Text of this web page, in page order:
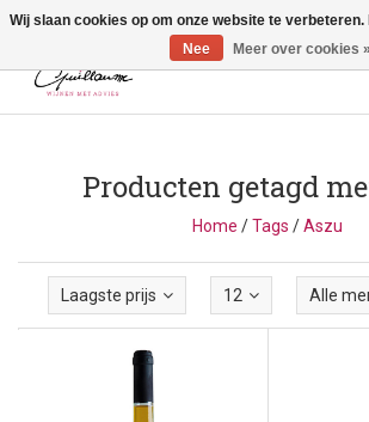
Vragen? Bel ons: +32 (0)13 - 77 11 21 -
3272 Testelt -
Producten getagd
Home /Tags /Aszu
Laagste prijs 12 Alle
Wij slaan cookies op om onze website te
Nee
Meer over cookies »